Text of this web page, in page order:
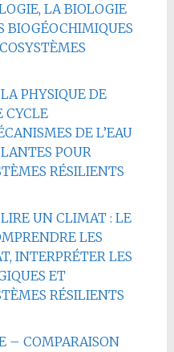
LA BIOLOGIE
BIOGÉOCHIMIQUES
PHYSIQUE DE
CYCLE
DE L’EAU
POUR
RÉSILIENTS
UN CLIMAT : LE
LES
INTERPRÉTER LES
ET
RÉSILIENTS
– COMPARAISON